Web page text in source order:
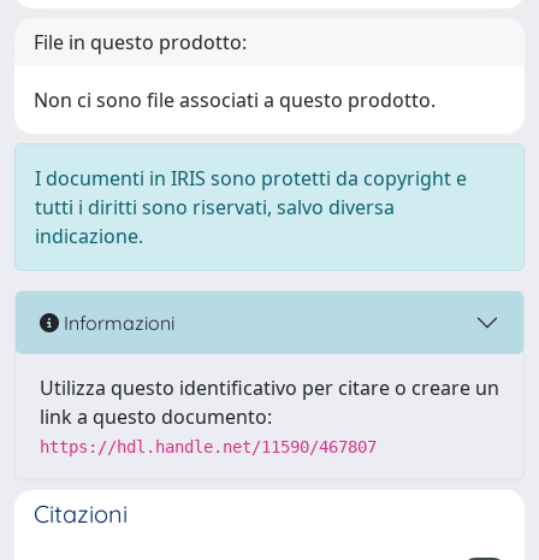
File in questo prodotto:
Non ci sono file associati a questo prodotto.
I documenti in IRIS sono protetti da copyright e
tutti i diritti sono riservati, salvo diversa
indicazione.
Informazioni
Utilizza questo identificativo per citare o creare un
link a questo documento:
https://hdl.handle.net/11590/467807
Citazioni